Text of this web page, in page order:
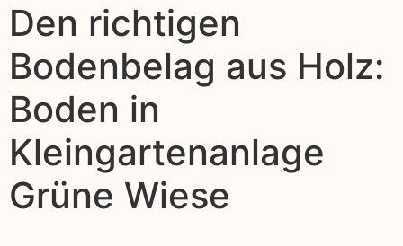
Den richtigen
Bodenbelag aus Holz:
Boden in
Kleingartenanlage
Grüne Wiese